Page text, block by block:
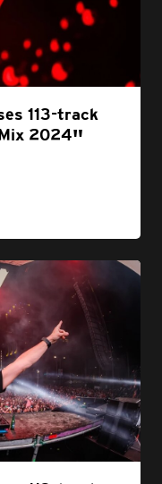
113-track
2024